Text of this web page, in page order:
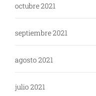
octubre 2021
septiembre 2021
agosto 2021
julio 2021